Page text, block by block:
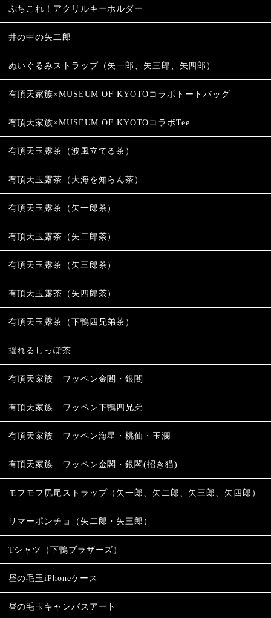
ぷちこれ！アクリルキーホルダー
井の中の矢二郎
ぬいぐるみストラップ（矢一郎、矢三郎、矢四郎）
有頂天家族×MUSEUM OF KYOTOコラボトートバッグ
有頂天家族×MUSEUM OF KYOTOコラボTee
有頂天玉露茶（波風立てる茶）
有頂天玉露茶（大海を知らん茶）
有頂天玉露茶（矢一郎茶）
有頂天玉露茶（矢二郎茶）
有頂天玉露茶（矢三郎茶）
有頂天玉露茶（矢四郎茶）
有頂天玉露茶（下鴨四兄弟茶）
揺れるしっぽ茶
有頂天家族 ワッペン金閣・銀閣
有頂天家族 ワッペン下鴨四兄弟
有頂天家族 ワッペン海星・桃仙・玉瀾
有頂天家族 ワッペン金閣・銀閣(招き猫)
モフモフ尻尾ストラップ（矢一郎、矢二郎、矢三郎、矢四郎）
サマーポンチョ（矢二郎・矢三郎）
Tシャツ（下鴨ブラザーズ）
昼の毛玉iPhoneケース
昼の毛玉キャンバスアート